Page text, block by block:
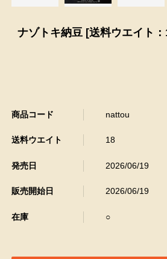
ナゾトキ納豆 [送料ウエイト
商品コード nattou
送料ウエイト 18
発売日 2026/06/19
販売開始日 2026/06/19
在庫 ○